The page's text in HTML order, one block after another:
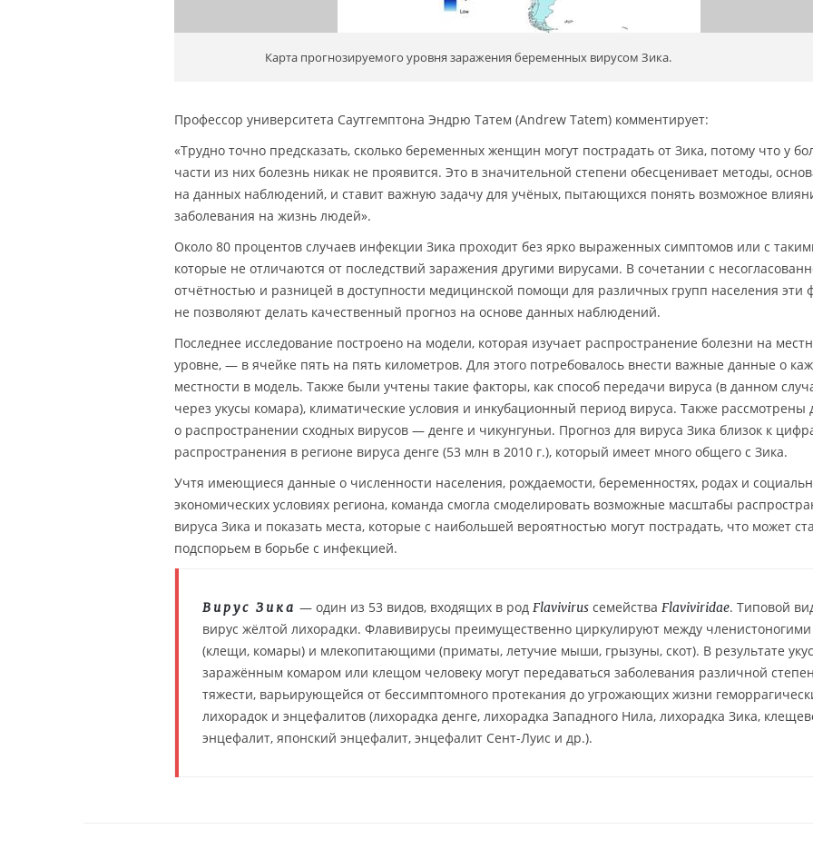
Карта прогнозируемого уровня заражения беременных вирусом Зика.
Профессор университета Саутгемптона Эндрю Татем (Andrew Tatem) комментирует:
«Трудно точно предсказать, сколько беременных женщин могут пострадать от Зика, потому что у
части из них болезнь никак не проявится. Это в значительной степени обесценивает методы,
на данных наблюдений, и ставит важную задачу для учёных, пытающихся понять возможное
заболевания на жизнь людей».
Около 80 процентов случаев инфекции Зика проходит без ярко выраженных симптомов или с
которые не отличаются от последствий заражения другими вирусами. В сочетании с
отчётностью и разницей в доступности медицинской помощи для различных групп населения эти
не позволяют делать качественный прогноз на основе данных наблюдений.
Последнее исследование построено на модели, которая изучает распространение болезни на
уровне, — в ячейке пять на пять километров. Для этого потребовалось внести важные данные о
местности в модель. Также были учтены такие факторы, как способ передачи вируса (в данном
через укусы комара), климатические условия и инкубационный период вируса. Также рассмотрены
о распространении сходных вирусов — денге и чикунгуньи. Прогноз для вируса Зика близок к
распространения в регионе вируса денге (53 млн в 2010 г.), который имеет много общего с Зика.
Учтя имеющиеся данные о численности населения, рождаемости, беременностях, родах и
экономических условиях региона, команда смогла смоделировать возможные масштабы
вируса Зика и показать места, которые с наибольшей вероятностью могут пострадать, что может
подспорьем в борьбе с инфекцией.
Вирус Зика — один из 53 видов, входящих в род Flavivirus семейства Flaviviridae. Типовой
вирус жёлтой лихорадки. Флавивирусы преимущественно циркулируют между членистоногими
(клещи, комары) и млекопитающими (приматы, летучие мыши, грызуны, скот). В результате
заражённым комаром или клещом человеку могут передаваться заболевания различной
тяжести, варьирующейся от бессимптомного протекания до угрожающих жизни
лихорадок и энцефалитов (лихорадка денге, лихорадка Западного Нила, лихорадка Зика,
энцефалит, японский энцефалит, энцефалит Сент-Луис и др.).